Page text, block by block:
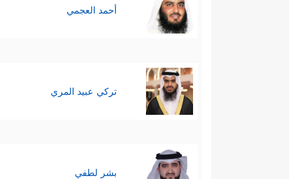
أحمد العجمي
تركي عبيد المري
بشر لطفي